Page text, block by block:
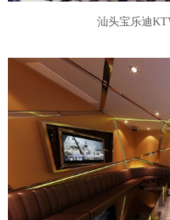
汕头宝乐迪